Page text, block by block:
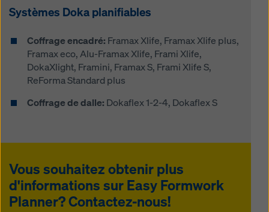
Systèmes Doka planifiables
Coffrage encadré: Framax Xlife, Framax Xlife plus,
Framax eco, Alu-Framax Xlife, Frami Xlife,
DokaXlight, Framini, Framax S, Frami Xlife S,
ReForma Standard plus
Coffrage de dalle: Dokaflex 1-2-4, Dokaflex S
Vous souhaitez obtenir plus
d'informations surEasy Formwork
Planner? Contactez-nous!